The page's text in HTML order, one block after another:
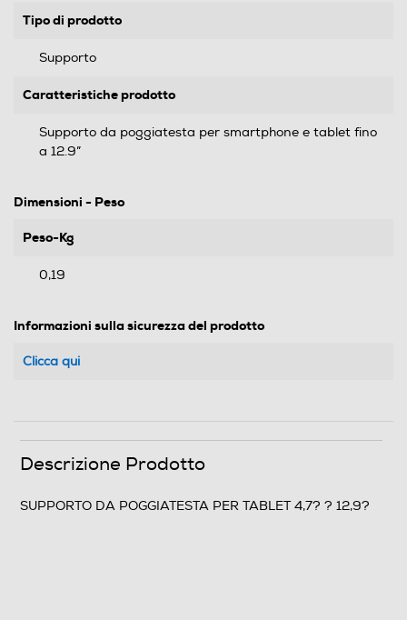
Tipo di prodotto
Supporto
Caratteristiche prodotto
Supporto da poggiatesta per smartphone e tablet fino
a 12.9”
Dimensioni - Peso
Peso-Kg
0,19
Informazioni sulla sicurezza del prodotto
Clicca qui
Descrizione Prodotto
SUPPORTO DA POGGIATESTA PER TABLET 4,7? ? 12,9?